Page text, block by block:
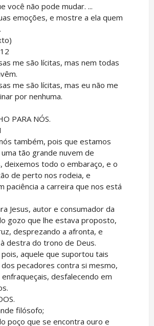
você não pode mudar. ...
emoções, e mostre a ela quem
me são lícitas, mas nem todas
me são lícitas, mas eu não me
por nenhuma.
PARA NÓS.
também, pois que estamos
tão grande nuvem de
deixemos todo o embaraço, e o
de perto nos rodeia, e
paciência a carreira que nos está
Jesus, autor e consumador da
gozo que lhe estava proposto,
desprezando a afronta, e
destra do trono de Deus.
aquele que suportou tais
pecadores contra si mesmo,
desfalecendo em
filósofo;
poço que se encontra ouro e